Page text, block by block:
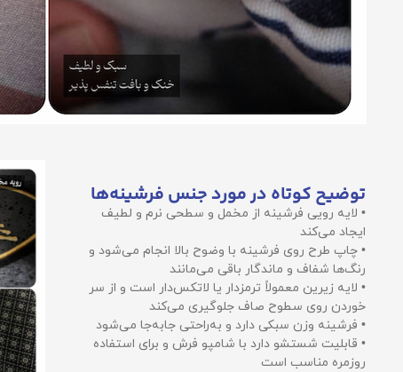
توضیح کوتاه در مورد جنس فرشینه‌ها
• لایه رویی فرشینه از مخمل و سطحی نرم و لطیف
ایجاد می‌کند
• چاپ طرح روی فرشینه با وضوح بالا انجام می‌شود و
رنگ‌ها شفاف و ماندگار باقی می‌مانند
• لایه زیرین معمولاً ترمزدار یا لاتکس‌دار است و از سر
خوردن روی سطوح صاف جلوگیری می‌کند
• فرشینه وزن سبکی دارد و به‌راحتی جابه‌جا می‌شود
• قابلیت شستشو دارد با شامپو فرش و برای استفاده
روزمره مناسب است